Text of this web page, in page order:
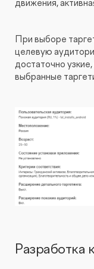
движения,
При выборе
целевую
достаточно
выбранные
Разработка